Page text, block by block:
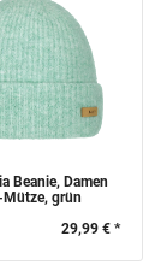
Beanie, Damen
grün
29,99 € *